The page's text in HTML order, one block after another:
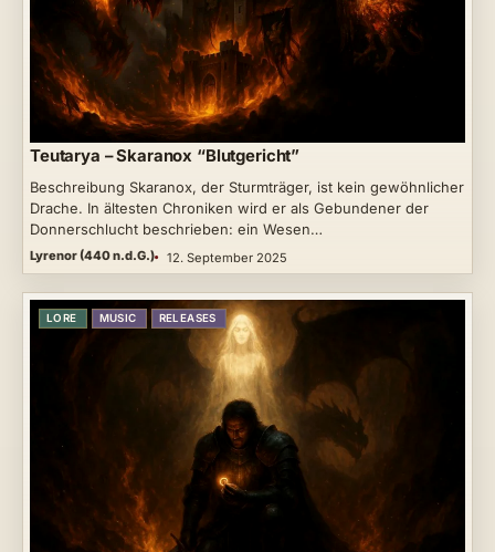
Teutarya – Skaranox “Blutgericht”
Beschreibung Skaranox, der Sturmträger, ist kein gewöhnlicher
Drache. In ältesten Chroniken wird er als Gebundener der
Donnerschlucht beschrieben: ein Wesen…
Lyrenor (440 n.d.G.) 12. September 2025
LORE MUSIC RELEASES